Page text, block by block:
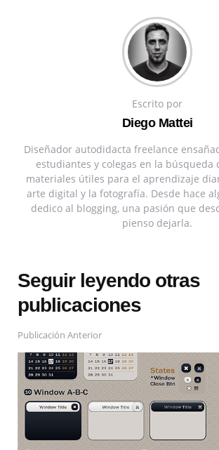
Escrito por
Diego Mattei
Diseñador autodidacta freelance
estudiantes y colegas en la búsqueda
materiales útiles para el aprendizaje
arte digital y la fotografía. Desde hace
dedico al blogging, una pasión que
pienso dejarla.
Seguir leyendo otras
publicaciones
Publicación Anterior